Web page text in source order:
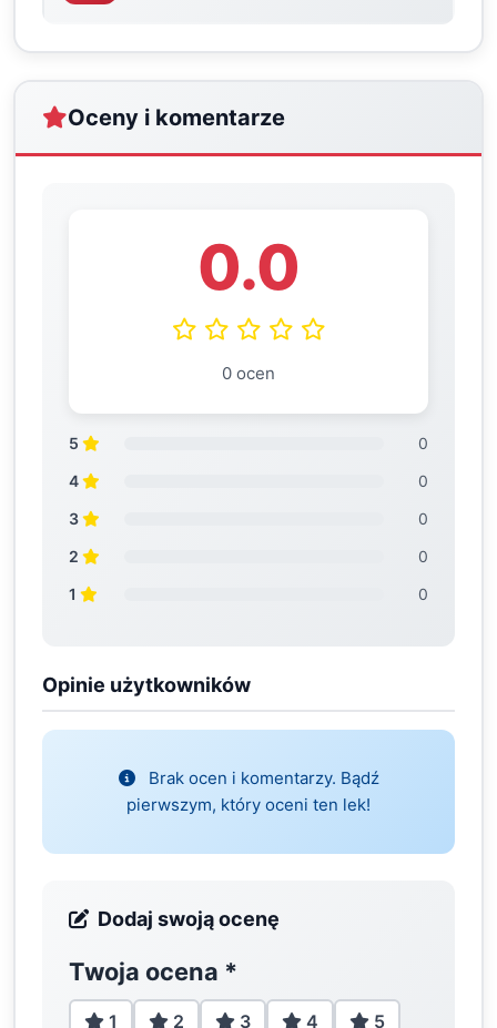
Oceny i komentarze
0.0
0 ocen
5
0
4
0
3
0
2
0
1
0
Opinie użytkowników
Brak ocen i komentarzy. Bądź
pierwszym, który oceni ten lek!
Dodaj swoją ocenę
Twoja ocena *
1 2 3 4 5